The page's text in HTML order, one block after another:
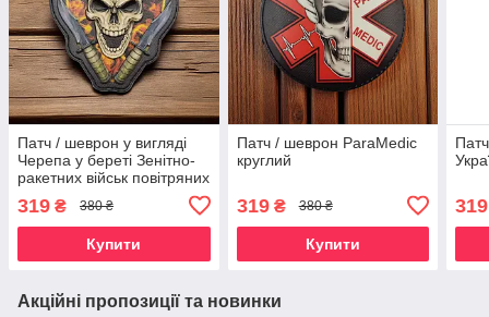
Патч / шеврон у вигляді
Черепа у береті Зенітно-
ракетних військ повітряних
319 ₴ 380 ₴
Купити
Патч / шеврон ParaMedic
круглий
319₴ 380 ₴
Купити
319
Акційні пропозиції та новинки